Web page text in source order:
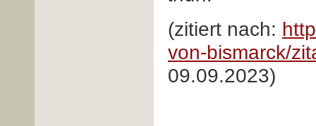
(zitiert nach:
von-bismarck/
09.09.2023)